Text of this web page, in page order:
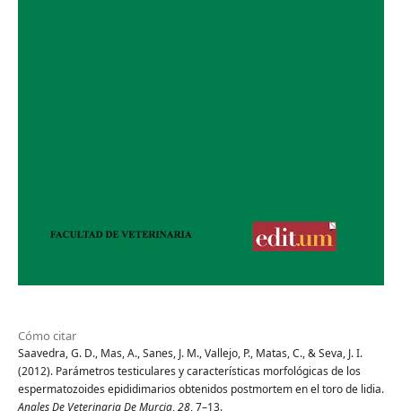
Cómo citar
Saavedra, G. D., Mas, A., Sanes, J. M., Vallejo, P., Matas, C., & Seva, J. I.
(2012). Parámetros testiculares y características morfológicas de los
espermatozoides epididimarios obtenidos postmortem en el toro de lidia.
Anales De Veterinaria De Murcia,28, 7–13.